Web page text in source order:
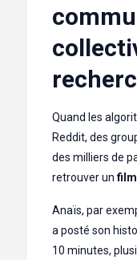
Quand les
Reddit, des
des milliers de
retrouver un film
Anaïs, par
a posté son
10 minutes,